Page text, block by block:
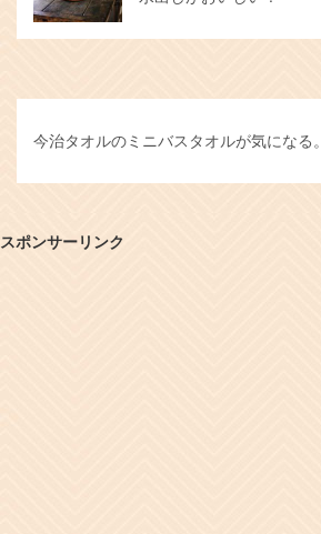
今治タオルのミニバスタオルが気になる。
スポンサーリンク